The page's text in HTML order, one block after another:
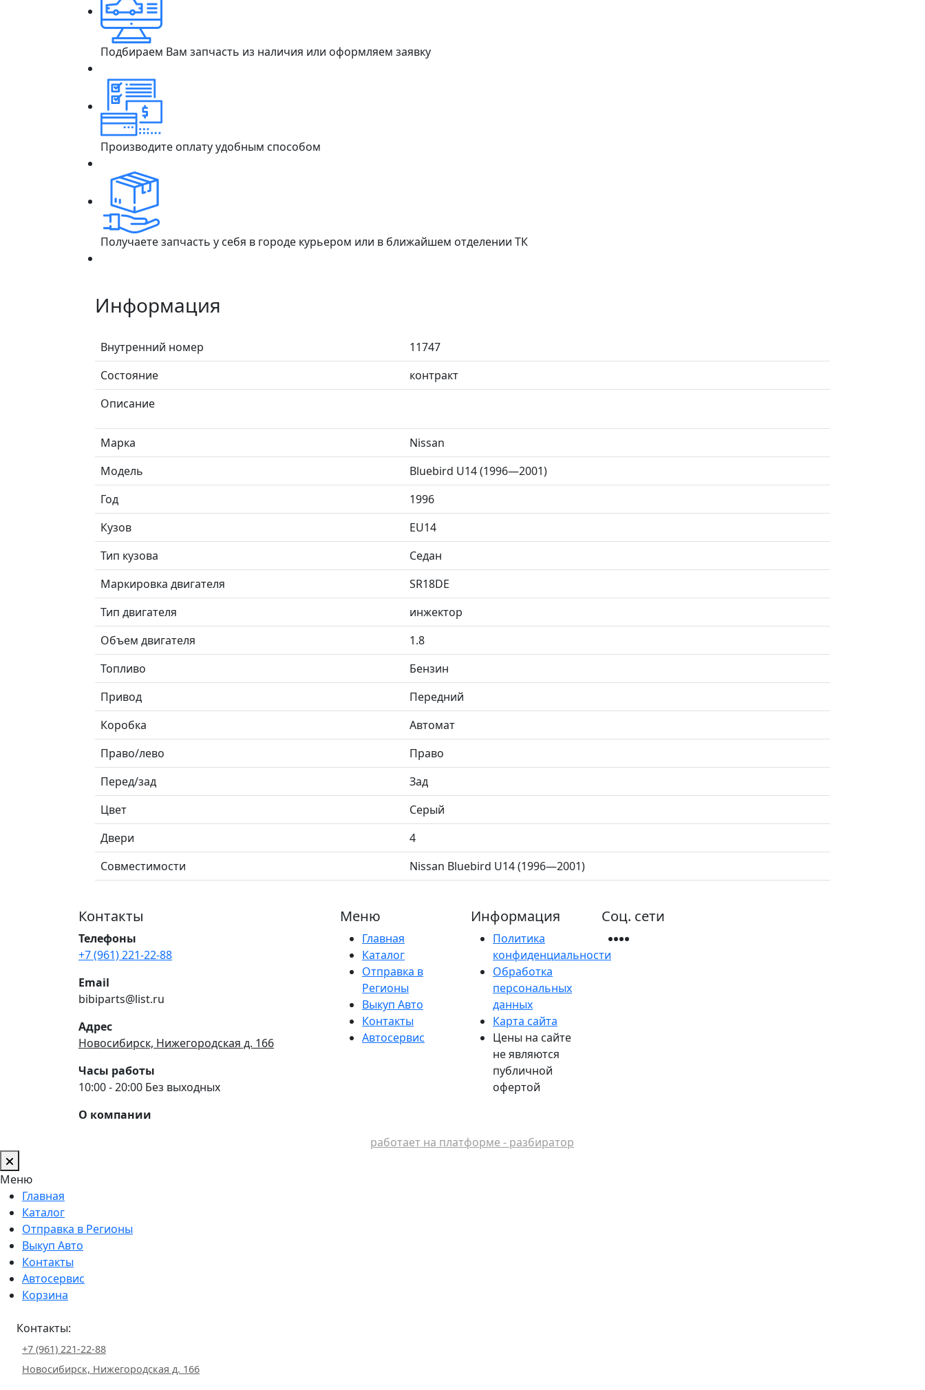
Подбираем Вам запчасть из наличия или оформляем заявку
Производите оплату удобным способом
Получаете запчасть у себя в городе курьером или в ближайшем отделении ТК
Информация
Внутренний номер
11747
Состояние
контракт
Описание
Марка
Nissan
Модель
Bluebird U14 (1996—2001)
Год
1996
Кузов
EU14
Тип кузова
Седан
Маркировка двигателя
SR18DE
Тип двигателя
инжектор
Объем двигателя
1.8
Топливо
Бензин
Привод
Передний
Коробка
Автомат
Право/лево
Право
Перед/зад
Зад
Цвет
Серый
Двери
4
Совместимости
Nissan Bluebird U14 (1996—2001)
Контакты
Телефоны
+7 (961) 221-22-88
Email
bibiparts@list.ru
Адрес
Новосибирск, Нижегородская д. 166
Часы работы
10:00 - 20:00 Без выходных
О компании
Меню
Главная
Каталог
Отправка в
Регионы
Выкуп Авто
Контакты
Автосервис
Информация
Политика
конфиденциальности
Обработка
персональных
данных
Карта сайта
Цены на сайте
не являются
публичной
офертой
Соц. сети
работает на платформе - разбиратор
Меню
Главная
Каталог
Отправка в Регионы
Выкуп Авто
Контакты
Автосервис
Корзина
Контакты:
+7 (961) 221-22-88
Новосибирск, Нижегородская д. 166